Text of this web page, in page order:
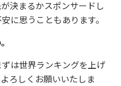
決まるかスポンサードし
に思うこともあります。
は世界ランキングを上げ
ろしくお願いいたしま